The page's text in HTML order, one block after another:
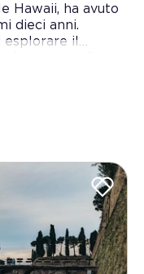
Hawaii, ha avuto
dieci anni.
esplorare il
migliorate, la